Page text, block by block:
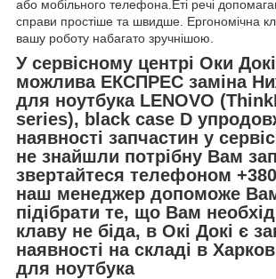
або мобільного телефона.Еті речі
справи простіше та швидше. Ергономічна
вашу роботу набагато зручнішою.
У сервісному центрі Оки
можлива ЕКСПРЕС заміна
для ноутбука LENOVO
series), black case D
наявності запчастин у
не знайшли потрібну Вам
звертайтеся телефоном
наш менеджер допоможе
підібрати те, що Вам
клаву не біда, в Окі Докі є
наявності на складі в
для ноутбука